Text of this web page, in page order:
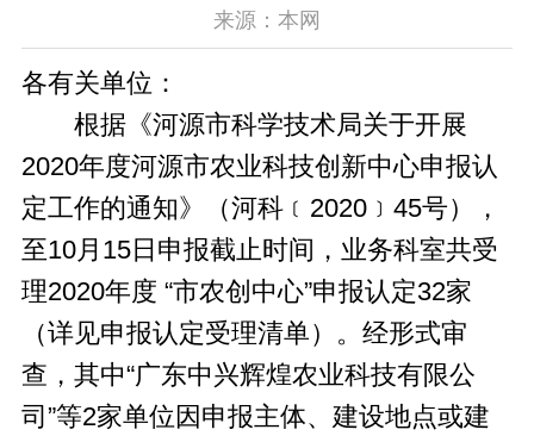
来源：本网
各有关单位：
根据《河源市科学技术局关于开展
2020年度河源市农业科技创新中心申报认
定工作的通知》（河科﹝2020﹞45号），
至10月15日申报截止时间，业务科室共受
理2020年度 “市农创中心”申报认定32家
（详见申报认定受理清单）。经形式审
查，其中“广东中兴辉煌农业科技有限公
司”等2家单位因申报主体、建设地点或建